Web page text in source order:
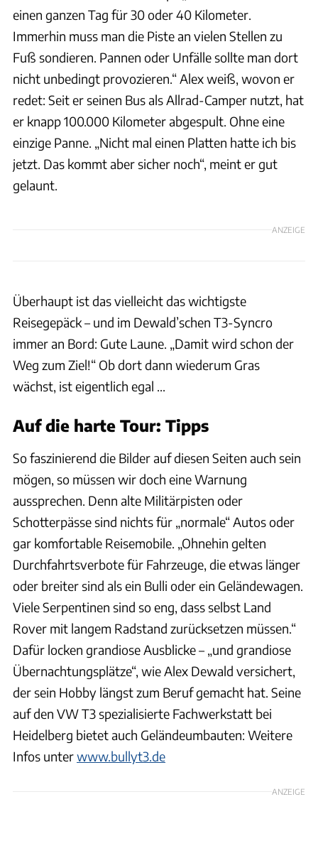
einen ganzen Tag für 30 oder 40 Kilometer.
Immerhin muss man die Piste an vielen Stellen zu
Fuß sondieren. Pannen oder Unfälle sollte man dort
nicht unbedingt provozieren.“ Alex weiß, wovon er
redet: Seit er seinen Bus als Allrad-Camper nutzt, hat
er knapp 100.000 Kilometer abgespult. Ohne eine
einzige Panne. „Nicht mal einen Platten hatte ich bis
jetzt. Das kommt aber sicher noch“, meint er gut
gelaunt.
ANZEIGE
Überhaupt ist das vielleicht das wichtigste
Reisegepäck – und im Dewald’schen T3-Syncro
immer an Bord: Gute Laune. „Damit wird schon der
Weg zum Ziel!“ Ob dort dann wiederum Gras
wächst, ist eigentlich egal ...
Auf die harte Tour: Tipps
So faszinierend die Bilder auf diesen Seiten auch sein
mögen, so müssen wir doch eine Warnung
aussprechen. Denn alte Militärpisten oder
Schotterpässe sind nichts für „normale“ Autos oder
gar komfortable Reisemobile. „Ohnehin gelten
Durchfahrtsverbote für Fahrzeuge, die etwas länger
oder breiter sind als ein Bulli oder ein Geländewagen.
Viele Serpentinen sind so eng, dass selbst Land
Rover mit langem Radstand zurücksetzen müssen.“
Dafür locken grandiose Ausblicke – „und grandiose
Übernachtungsplätze“, wie Alex Dewald versichert,
der sein Hobby längst zum Beruf gemacht hat. Seine
auf den VW T3 spezialisierte Fachwerkstatt bei
Heidelberg bietet auch Geländeumbauten: Weitere
Infos unterwww.bullyt3.de
ANZEIGE